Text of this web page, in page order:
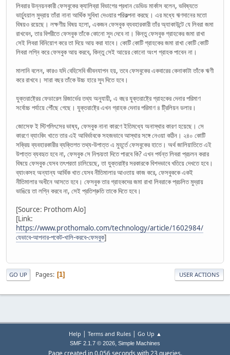
লিবরার উন্নয়নকারী ফেসবুকের ক্যালিব্রা বিভাগের প্রধান ডেভিড মার্কাস বলেন, ভবিষ্যতে
ভার্চ্যুয়াল মুদ্রায় তাঁরা নানা আর্থিক সুবিধা দেওয়ার পরিকল্পনা করছে। এর মধ্যে ঋণদানের মতো
বিষয়ও রয়েছে। লক্ষণীয় বিষয় হলো, একজন ফেসবুক ব্যবহারকারী তাঁর অ্যাকাউন্টে যে লিবরা জমা
রাখবেন, তার বিপরীতে ফেসবুক তাঁকে কোনো সুদ দেবে না। কিন্তু ফেসবুক গ্রাহকের জমা রাখা
সেই লিবরা বিনিয়োগ করে তা দিয়ে আয় করা যাবে। কোটি কোটি গ্রাহকের জমা রাখা কোটি কোটি
লিবরা লগ্নি করে ফেসবুক আয় করবে, কিন্তু সেই আয়ের কোনো অংশ গ্রাহক পাবেন না।
মালানি বলেন, কারও যদি বেহিসেবি জীবনযাপন হয়, তবে ফেসবুকের একবারের কেনাকাটা তাঁকে ঋণী
করে রাখবে। সারা বছর তাঁকে উচ্চ হারে সুদ দিতে হবে।
যুক্তরাষ্ট্রের ফেডারেল রিজার্ভের তথ্য অনুযায়ী, এ বছর যুক্তরাষ্ট্রে গ্রাহকের দেনার পরিমাণ
সর্বোচ্চ পর্যায়ে পৌঁছে গেছে। যুক্তরাষ্ট্রে এখন গ্রাহক দেনার পরিমাণ ৪ ট্রিলিয়ন ডলার।
জোসেফ ই স্টিগলিৎসের ভাষ্য, ফেসবুক নানা কারণে ইতিমধ্যে অনাস্থার কারণ হয়েছে। সে
কারণে ব্যাংকিং খাতে তার এই আবির্ভাবকে সহজভাবে আস্থার সঙ্গে নেওয়া কঠিন। ২৪০ কোটি
সক্রিয় ব্যবহারকারীর ব্যক্তিগত তথ্য-উপাত্ত এ মুহূর্তে ফেসবুকের হাতে। অর্থ জালিয়াতিতে এই
উপাত্ত ব্যবহৃত হবে না, ফেসবুক সে নিশ্চয়তা দিতে পারবে কি? এখন পর্যন্ত লিবরা প্রচলন করার
বিষয়ে ফেসবুক যেসব তৎপরতা চালিয়েছে, তা যুক্তরাষ্ট্র সরকারকে বিশদভাবে খতিয়ে দেখতে হবে।
ব্যাংকসহ অন্যান্য আর্থিক খাত যেসব নীতিমালার আওতায় কাজ করে, ফেসবুককে একই
নীতিমালার অধীনে আসতে হবে। ফেসবুক তার গ্রাহকদের জমা রাখা লিবরাকে প্রচলিত মুদ্রায়
ভাঙিয়ে তা লগ্নি করবে না, সেই প্রতিশ্রুতি তাকে দিতে হবে।
[Source: Prothom Alo]
[Link:
https://www.prothomalo.com/technology/article/1602984/
যেভাবে-আপনার-পকেট-খালি-করবে-ফেসবুক]
GO UP Pages 1 USER ACTIONS
Help Terms and Rules| Go Up ▲
SMF 2.1.7 © 2026, Simple Machines